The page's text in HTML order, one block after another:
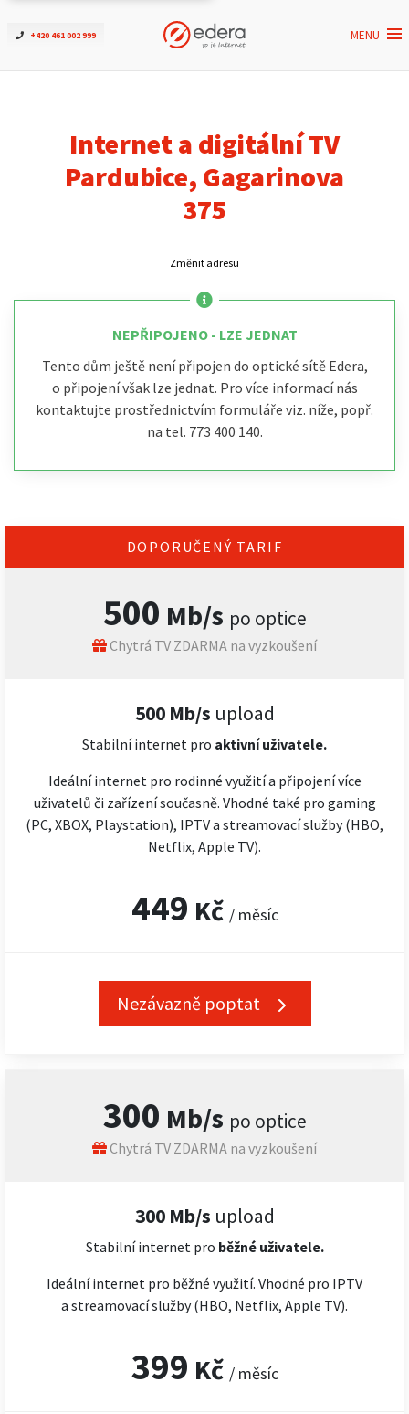
+420 461 002 999 MENU
Ověřit dostupnost
ČEZNET TV
Internet a digitální TV
Pardubice, Gagarinova
375
Změnit adresu
NEPŘIPOJENO - LZE JEDNAT
Tento dům ještě není připojen do optické sítě Edera,
o připojení však lze jednat. Pro více informací nás
kontaktujte prostřednictvím formuláře viz. níže, popř.
na tel. 773 400 140.
300 Mb/s po optice
Chytrá TV ZDARMA na vyzkoušení
300 Mb/s upload
Stabilní internet pro běžné uživatele.
Ideální internet pro běžné využití. Vhodné pro IPTV
a streamovací služby (HBO, Netflix, Apple TV).
399 Kč / měsíc
DOPORUČENÝ TARIF
500 Mb/s po optice
Chytrá TV ZDARMA na vyzkoušení
500 Mb/s upload
Stabilní internet pro aktivní uživatele.
Ideální internet pro rodinné využití a připojení více
uživatelů či zařízení současně. Vhodné také pro gaming
(PC, XBOX, Playstation), IPTV a streamovací služby (HBO,
Netflix, Apple TV).
449 Kč / měsíc
Nezávazně poptat